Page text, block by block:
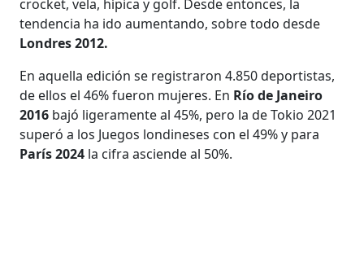
crocket, vela, hípica y golf. Desde entonces, la
tendencia ha ido aumentando, sobre todo desde
Londres 2012.
En aquella edición se registraron 4.850 deportistas,
de ellos el 46% fueron mujeres. En Río de Janeiro
2016 bajó ligeramente al 45%, pero la de Tokio 2021
superó a los Juegos londineses con el 49% y para
París 2024 la cifra asciende al 50%.